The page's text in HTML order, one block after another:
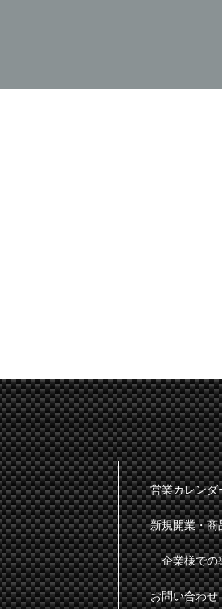
営業カレンダ
新規開業・商
企業様での
お問い合わせ